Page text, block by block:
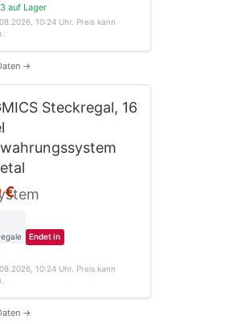
auf Lager
10:24 Uhr. Preis kann
→
Steckregal, 16
€
Endet in
10:24 Uhr. Preis kann
→